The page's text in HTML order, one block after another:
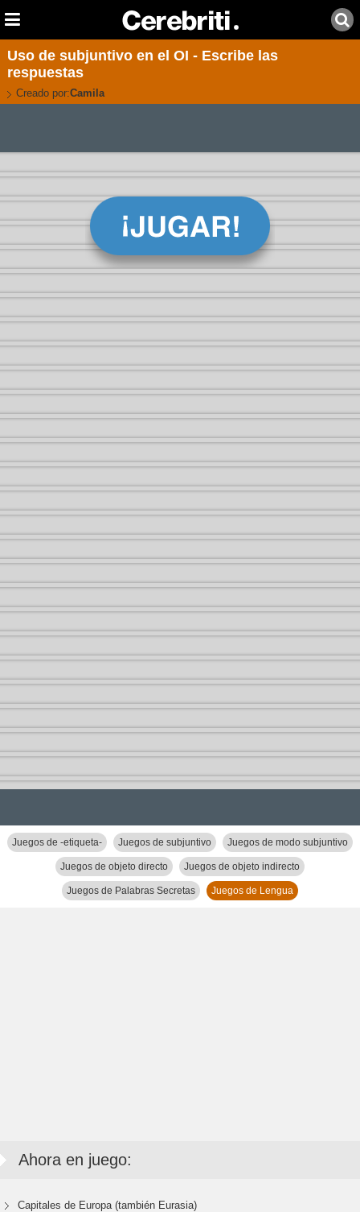
Uso de subjuntivo en el OI - Escribe las
respuestas
Creado por:Camila
Juegos de -etiqueta- Juegos de subjuntivo Juegos de modo subjuntivo
Juegos de objeto directo Juegos de objeto indirecto
Juegos de Palabras Secretas Juegos de Lengua
Ahora en juego:
Capitales de Europa (también Eurasia)